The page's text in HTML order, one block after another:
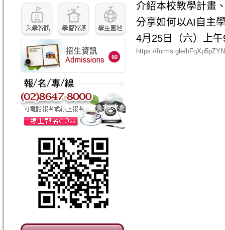
介紹本校教學計畫
分享如何以AI自主
4月25日（六）上
https://forms.gle/